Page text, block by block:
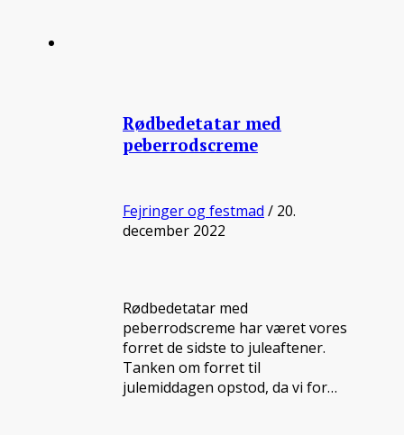
Rødbedetatar med
peberrodscreme
Fejringer og festmad / 20.
december 2022
Rødbedetatar med
peberrodscreme har været vores
forret de sidste to juleaftener.
Tanken om forret til
julemiddagen opstod, da vi for…